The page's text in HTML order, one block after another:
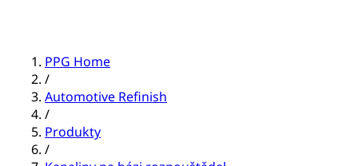
PPG Home
/
Automotive Refinish
/
Produkty
/